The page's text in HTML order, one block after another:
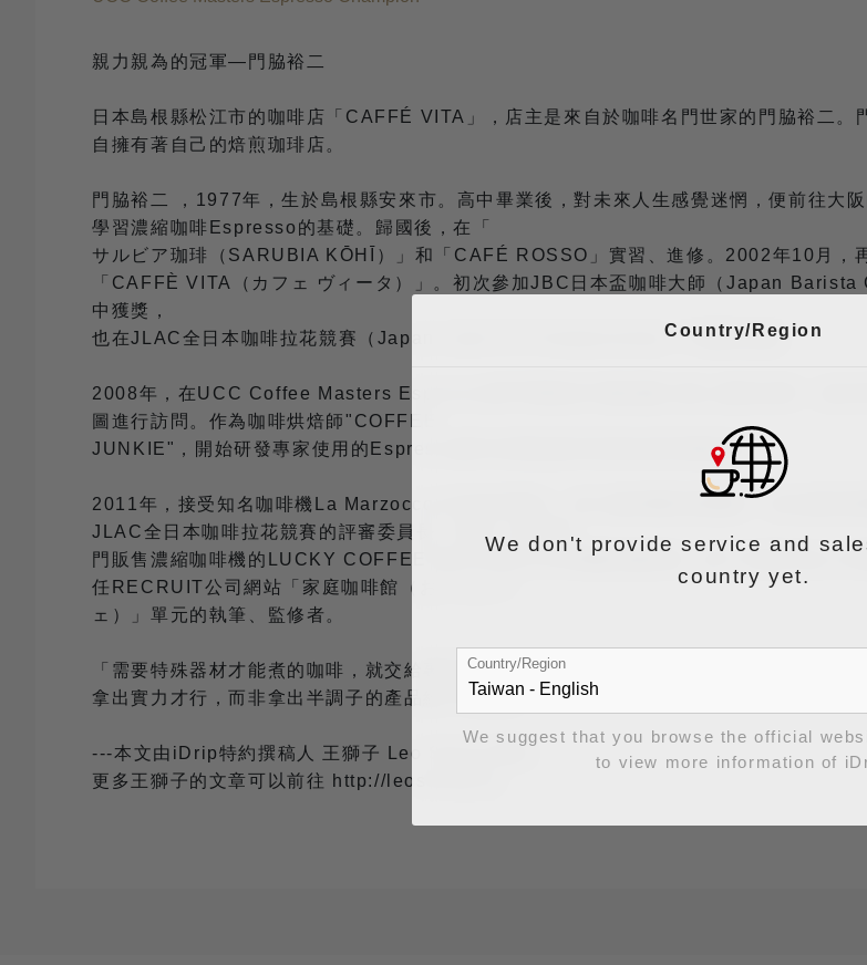
親力親為的冠軍—門脇裕二
日本島根縣松江市的咖啡店「CAFFÉ VITA」，店主是來自於咖啡名門世家的門脇裕二
自擁有著自己的焙煎珈琲店。
門脇裕二 ，1977年，生於島根縣安來市。高中畢業後，對未來人生感覺迷惘，便前往大
學習濃縮咖啡Espresso的基礎。歸國後，在「
サルビア珈琲（SARUBIA KŌHĪ）」和「CAFÉ ROSSO」實習、進修。2002年10月，
「CAFFÈ VITA（カフェ ヴィータ）」。初次參加JBC日本盃咖啡大師（Japan
中獲獎，
也在JLAC全日本咖啡拉花競賽（Japan Latte Art Championship）中獲得佳績。
2008年，在UCC Coffee Masters Espresso部門舉辦的中國四國大賽上獲得冠軍，並於
圖進行訪問。作為咖啡烘焙師"COFFEE
JUNKIE"，開始研發專家使用的Espresso配件並開始販售原創的烘焙咖啡豆。
2011年，接受知名咖啡機La Marzocco公司的的委託，加入咖啡機研發團隊、頂尖咖啡
JLAC全日本咖啡拉花競賽的評審委員長。同時，擔任專
門販售濃縮咖啡機的LUCKY COFFEE MACHINE公司專屬的咖啡師，除了在展示會上
任RECRUIT公司網站「家庭咖啡館（おうちカフ
ェ）」單元的執筆、監修者。
「需要特殊器材才能煮的咖啡，就交給專門店吧。 在家的話只管掌握要領，輕鬆地沖煮
拿出實力才行，而非拿出半調子的產品給予消費者。
---本文由iDrip特約撰稿人 王獅子 Leo Sheng 撰文
更多王獅子的文章可以前往 http://leosheng.tw
Country/Region
We don't provide service and
country yet.
Country/Region
We suggest that you browse the official
to view more information of